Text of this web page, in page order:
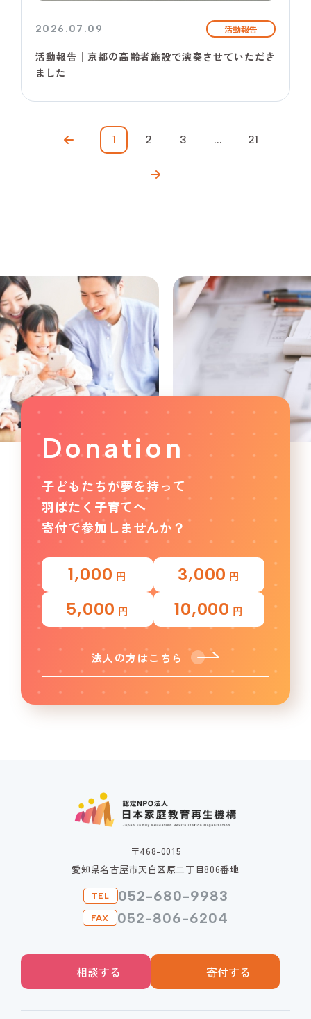
2026.07.09 活動報告
活動報告│京都の高齢者施設で演奏させていただき
ました
1 2 3 ... 21
Donation
子どもたちが夢を持って
羽ばたく子育てへ
寄付で参加しませんか？
1,000 円 3,000 円
5,000 円 10,000 円
法人の方はこちら
〒468-0015
愛知県名古屋市天白区原二丁目806番地
TEL 052-680-9983
FAX 052-806-6204
相談する 寄付する